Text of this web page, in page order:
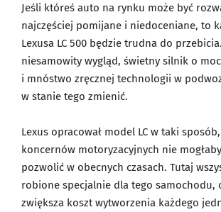
Jeśli któreś auto na rynku może być
najczęściej pomijane i niedoceniane, to
Lexusa LC 500 będzie trudna do
niesamowity wygląd, świetny silnik o
i mnóstwo zręcznej technologii w
w stanie tego zmienić.
Lexus opracował model LC w taki
koncernów motoryzacyjnych nie
pozwolić w obecnych czasach. Tutaj
robione specjalnie dla tego samochodu,
zwiększa koszt wytworzenia każdego